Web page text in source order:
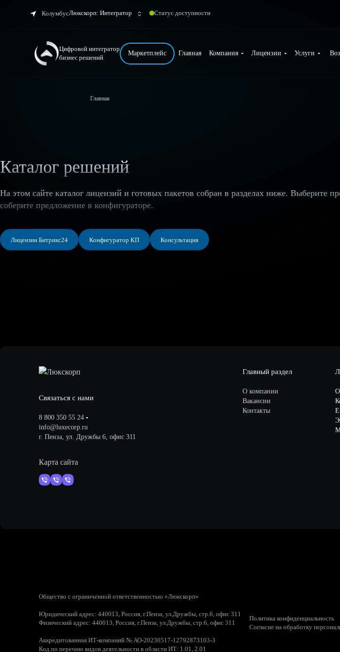
КолумбусЛюкскорп: Интегратор Статус доступности
Цифровой интегратор
бизнес решений
Маркетплейс Главная Компания Лицензии Услуги
Главная
Каталог решений
На этом сайте каталог лицензий и готовых пакетов собран в разделах ниже. Выберите
соберите предложение в конфигураторе.
Лицензии Битрикс24 Конфигуратор КП Консультация
Связаться с нами
8 800 350 55 24
info@luxecorp.ru
г. Пенза, ул. Дружбы 6, офис 311
Карта сайта
Главный раздел
О компании
Вакансии
Контакты
Общество с ограниченной ответственностью «Люкскорп»
Юридический адрес: 440013, Россия, г.Пенза, ул.Дружбы, стр.6, офис 311
Физический адрес: 440013, Россия, г.Пенза, ул.Дружбы, стр.6, офис 311
Аккредитованная ИТ-компаний № АО-20230517-12792873103-3
Код по перечню видов деятельности в области ИТ: 1.01, 2.01
Политика конфиденциальность
Согласие на обработку